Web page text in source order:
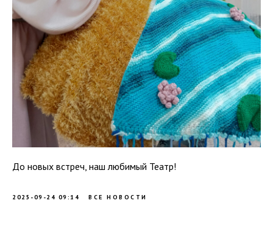
До новых встреч, наш любимый Театр!
2025-09-24 09:14 ВСЕ НОВОСТИ